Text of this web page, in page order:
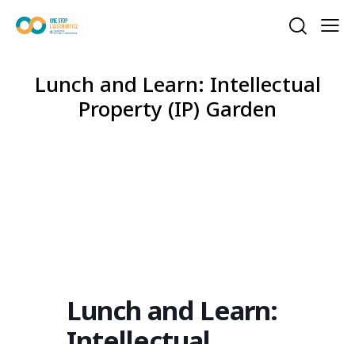
Lunch and Learn: Intellectual
Property (IP) Garden
Lunch and Learn: